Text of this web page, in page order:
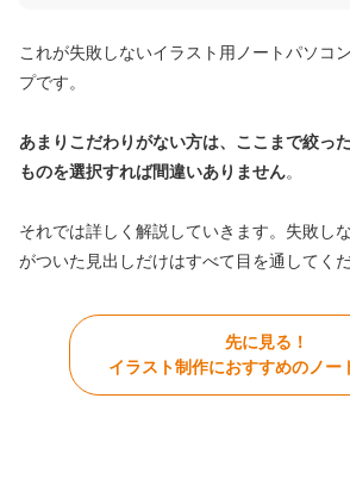
これが失敗しないイラスト用ノートパソコ
プです。
あまりこだわりがない方は、ここまで絞っ
ものを選択すれば間違いありません。
それでは詳しく解説していきます。失敗し
がついた見出しだけはすべて目を通してくだ
先に見る！
イラスト制作におすすめのノー